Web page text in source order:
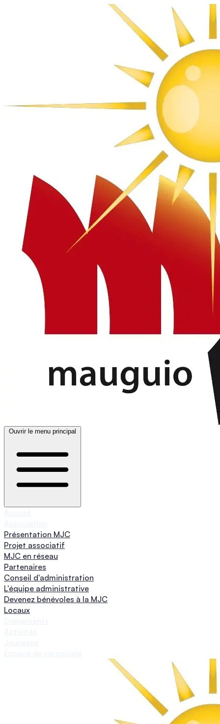
Ouvrir le menu principal
Présentation MJC
Projet associatif
MJC en réseau
Partenaires
Conseil d'administration
L'équipe administrative
Devenez bénévoles à la MJC
Locaux